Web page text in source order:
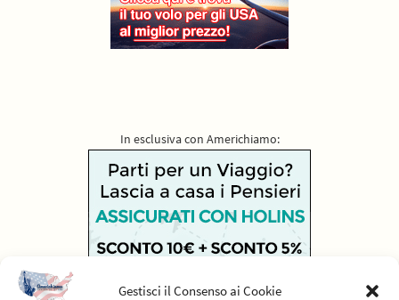
Gestisci il Consenso ai Cookie
In esclusiva con Americhiamo: